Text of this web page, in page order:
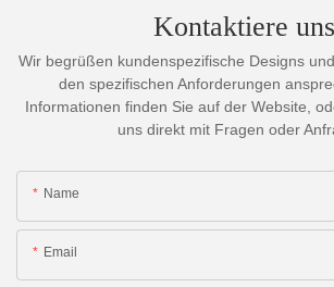
Kontaktiere uns
Wir begrüßen kundenspezifische Designs
den spezifischen Anforderungen
Informationen finden Sie auf der Website,
uns direkt mit Fragen oder
Name
Email